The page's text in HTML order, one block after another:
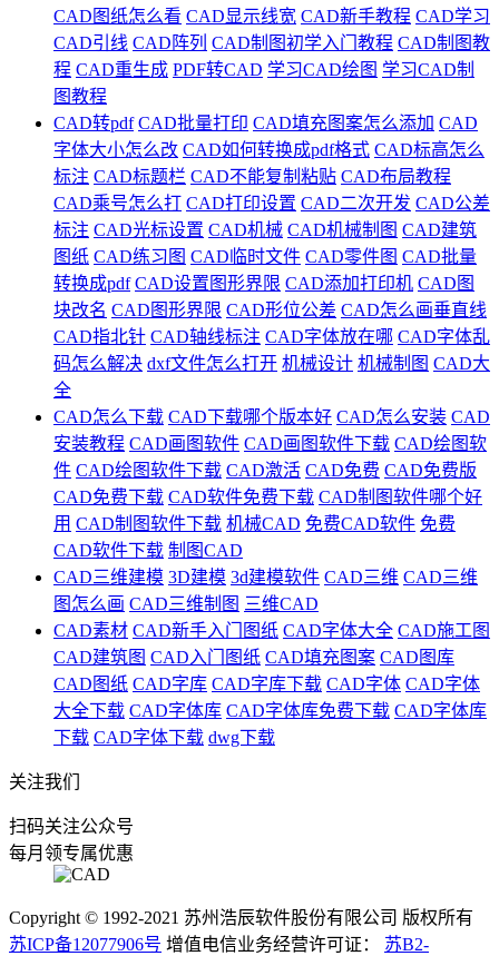
CAD图纸怎么看 CAD显示线宽 CAD新手教程 CAD学习
CAD引线 CAD阵列 CAD制图初学入门教程 CAD制图教
程 CAD重生成 PDF转CAD 学习CAD绘图 学习CAD制
图教程
CAD转pdf CAD批量打印 CAD填充图案怎么添加 CAD
字体大小怎么改 CAD如何转换成pdf格式 CAD标高怎么
标注 CAD标题栏 CAD不能复制粘贴 CAD布局教程
CAD乘号怎么打 CAD打印设置 CAD二次开发 CAD公差
标注 CAD光标设置 CAD机械 CAD机械制图 CAD建筑
图纸 CAD练习图 CAD临时文件 CAD零件图 CAD批量
转换成pdf CAD设置图形界限 CAD添加打印机 CAD图
块改名 CAD图形界限 CAD形位公差 CAD怎么画垂直线
CAD指北针 CAD轴线标注 CAD字体放在哪 CAD字体乱
码怎么解决 dxf文件怎么打开 机械设计 机械制图 CAD大
全
CAD怎么下载 CAD下载哪个版本好 CAD怎么安装 CAD
安装教程 CAD画图软件 CAD画图软件下载 CAD绘图软
件 CAD绘图软件下载 CAD激活 CAD免费 CAD免费版
CAD免费下载 CAD软件免费下载 CAD制图软件哪个好
用 CAD制图软件下载 机械CAD 免费CAD软件 免费
CAD软件下载 制图CAD
CAD三维建模 3D建模 3d建模软件 CAD三维 CAD三维
图怎么画 CAD三维制图 三维CAD
CAD素材 CAD新手入门图纸 CAD字体大全 CAD施工图
CAD建筑图 CAD入门图纸 CAD填充图案 CAD图库
CAD图纸 CAD字库 CAD字库下载 CAD字体 CAD字体
大全下载 CAD字体库 CAD字体库免费下载 CAD字体库
下载 CAD字体下载 dwg下载
关注我们
扫码关注公众号
每月领专属优惠
Copyright © 1992-2021 苏州浩辰软件股份有限公司 版权所有
苏ICP备12077906号 增值电信业务经营许可证： 苏B2-